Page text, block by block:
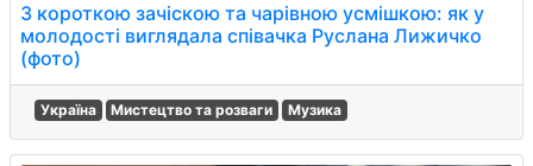
З короткою зачіскою та чарівною усмішкою: як у
молодості виглядала співачка Руслана Лижичко
(фото)
Україна Мистецтво та розваги Музика